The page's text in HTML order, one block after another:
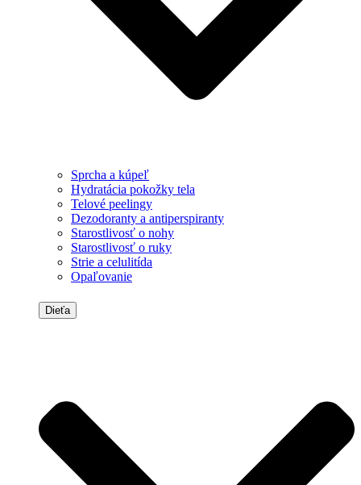
Sprcha a kúpeľ
Hydratácia pokožky tela
Telové peelingy
Dezodoranty a antiperspiranty
Starostlivosť o nohy
Starostlivosť o ruky
Strie a celulitída
Opaľovanie
Dieťa